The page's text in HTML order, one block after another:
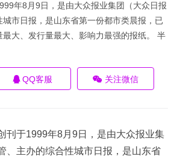
年8月9日，是由大众报业集团（大众日报
市日报，是山东省第一份都市类晨报，已
大、发行量最大、影响力最强的报纸。 半
QQ客服 关注微信
刊于1999年8月9日，是由大众报业集
、主办的综合性城市日报，是山东省